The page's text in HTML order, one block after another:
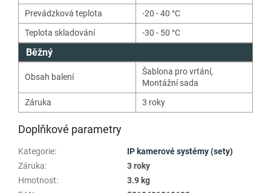
Prevádzková teplota
-20 - 40 °C
Teplota skladování
-30 - 50 °C
Běžný
Obsah balení
Šablona pro vrtání,
Montážní sada
Záruka
3 roky
Doplňkové parametry
Kategorie:
IP kamerové systémy (sety)
Záruka:
3 roky
Hmotnost:
3.9 kg